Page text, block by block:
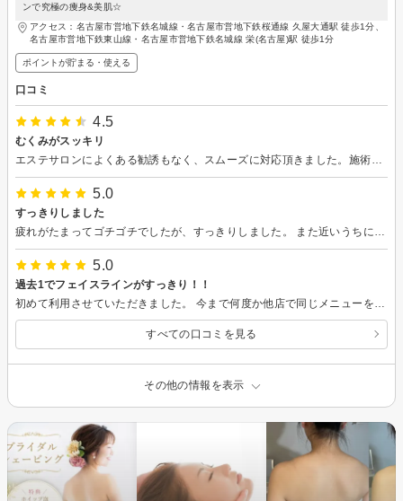
ンで究極の痩身&美肌☆
アクセス：名古屋市営地下鉄名城線・名古屋市営地下鉄桜通線 久屋大通駅 徒歩1分、
名古屋市営地下鉄東山線・名古屋市営地下鉄名城線 栄(名古屋)駅 徒歩1分
ポイントが貯まる・使える
口コミ
4.5
むくみがスッキリ
5.0
すっきりしました
5.0
過去1でフェイスラインがすっきり！！
すべての口コミを見る
その他の情報を表示